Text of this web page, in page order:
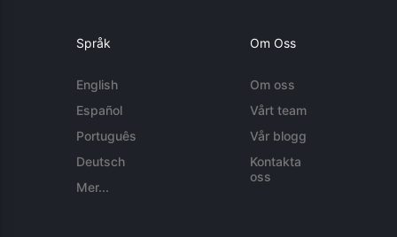
Språk
English
Español
Português
Deutsch
Mer...
Om Oss
Om oss
Vårt team
Vår blogg
Kontakta
oss